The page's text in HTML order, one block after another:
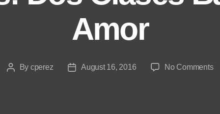
Amor
PostBy cperez
PostAugust 16, 2016 No Commentson